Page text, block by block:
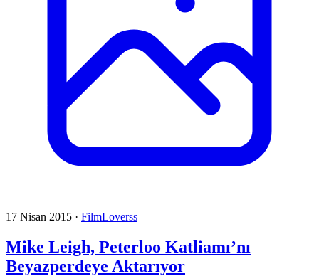
17 Nisan 2015 · FilmLoverss
Mike Leigh, Peterloo Katliamı’nı
Beyazperdeye Aktarıyor